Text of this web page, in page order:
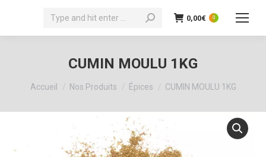
Recherche
0,00€ 0
CUMIN MOULU 1KG
Vous êtes ici :
Accueil Nos Produits Épices CUMIN MOULU 1KG